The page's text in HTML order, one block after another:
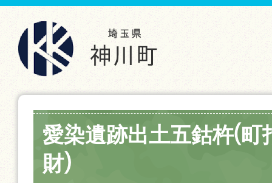
愛染遺跡出土五鈷杵(町
財)